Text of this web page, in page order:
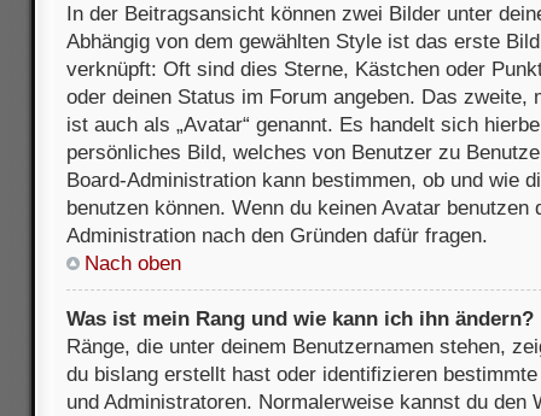
In der Beitragsansicht können zwei Bilder unter
Abhängig von dem gewählten Style ist das erste
verknüpft: Oft sind dies Sterne, Kästchen oder
oder deinen Status im Forum angeben. Das zweite,
ist auch als „Avatar“ genannt. Es handelt sich
persönliches Bild, welches von Benutzer zu
Board-Administration kann bestimmen, ob und wie
benutzen können. Wenn du keinen Avatar
Administration nach den Gründen dafür fragen.
Nach oben
Was ist mein Rang und wie kann ich ihn ändern?
Ränge, die unter deinem Benutzernamen stehen,
du bislang erstellt hast oder identifizieren
und Administratoren. Normalerweise kannst du den